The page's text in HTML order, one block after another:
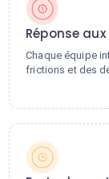
Réponse
Chaque équipe
frictions et des